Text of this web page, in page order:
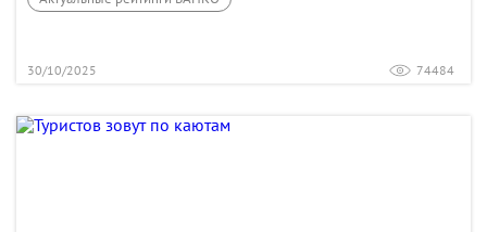
30/10/2025 74484